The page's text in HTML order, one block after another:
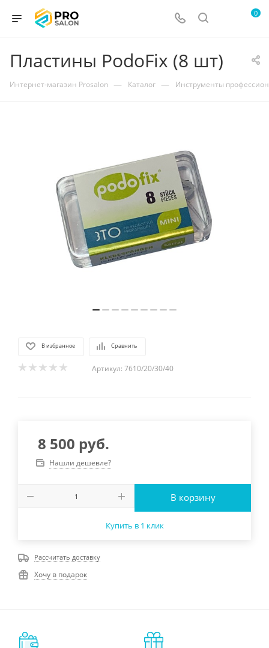
0
Пластины PodoFix (8 шт)
Интернет-магазин Prosalon — Каталог — Инструменты
В избранное Сравнить
Артикул: 7610/20/30/40
8 500 руб.
Нашли дешевле?
В корзину
Купить в 1 клик
Рассчитать доставку
Хочу в подарок